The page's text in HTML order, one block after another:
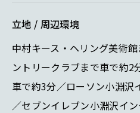
立地 / 周辺環境
中村キース・ヘリング美術
ントリークラブまで車で約2
車で約3分／ローソン小淵沢
／セブンイレブン小淵沢イ